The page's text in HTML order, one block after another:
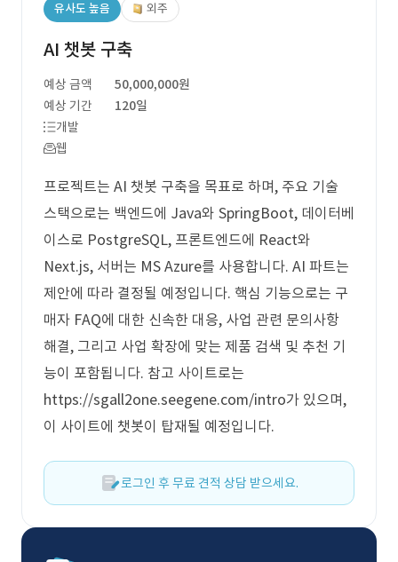
유사도 높음 외주
AI 챗봇 구축
예상 금액
50,000,000원
예상 기간
120일
개발
웹
프로젝트는 AI 챗봇 구축을 목표로 하며, 주요 기술
스택으로는 백엔드에 Java와 SpringBoot, 데이터베
이스로 PostgreSQL, 프론트엔드에 React와
Next.js, 서버는 MS Azure를 사용합니다. AI 파트는
제안에 따라 결정될 예정입니다. 핵심 기능으로는 구
매자 FAQ에 대한 신속한 대응, 사업 관련 문의사항
해결, 그리고 사업 확장에 맞는 제품 검색 및 추천 기
능이 포함됩니다. 참고 사이트로는
https://sgall2one.seegene.com/intro가 있으며,
이 사이트에 챗봇이 탑재될 예정입니다.
로그인 후 무료 견적 상담 받으세요.